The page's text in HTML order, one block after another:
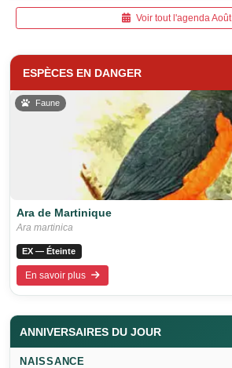
Voir tout l'agenda Août
ESPÈCES EN DANGER
Faune
Ara de Martinique
Ara martinica
EX — Éteinte
En savoir plus
ANNIVERSAIRES DU JOUR
NAISSANCE